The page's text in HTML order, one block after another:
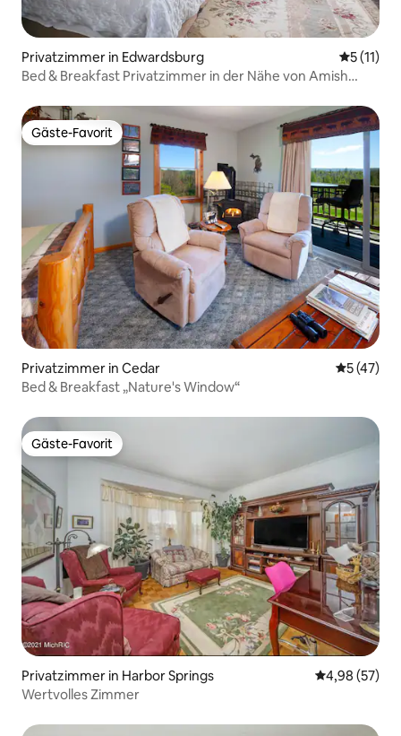
Privatzimmer in Edwardsburg
5 (11)
Bed & Breakfast Privatzimmer in der Nähe von Amish
Gäste-Favorit
Gäste-Favorit
Privatzimmer in Cedar
5 (47)
Bed & Breakfast „Nature's Window“
Gäste-Favorit
Gäste-Favorit
Privatzimmer in Harbor Springs
4,98 (57)
Wertvolles Zimmer